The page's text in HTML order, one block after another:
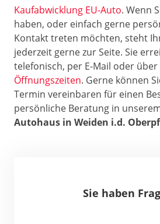
Kaufabwicklung EU-Auto. Wenn
haben, oder einfach gerne
Kontakt treten möchten, steht
jederzeit gerne zur Seite. Sie
telefonisch, per E-Mail oder
Öffnungszeiten. Gerne können
Termin vereinbaren für einen
persönliche Beratung in
Autohaus in Weiden i.d.
Sie haben